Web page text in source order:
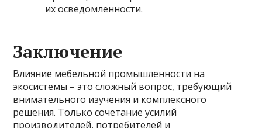
их осведомленности.
Заключение
Влияние мебельной промышленности на
экосистемы – это сложный вопрос, требующий
внимательного изучения и комплексного
решения. Только сочетание усилий
производителей, потребителей и